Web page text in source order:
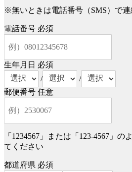
※無いときは電話番号（SMS）で
電話番号 必須
生年月日 必須
/
/
郵便番号 任意
「1234567」または「123-4567」
てください
都道府県 必須